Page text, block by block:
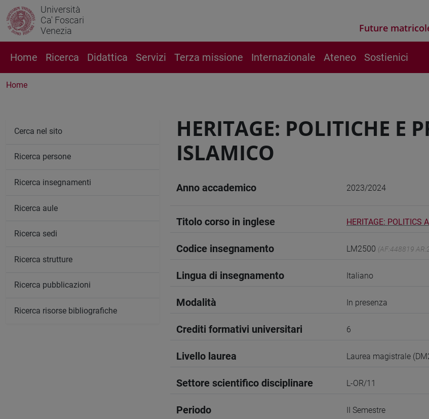
Università
Ca' Foscari
Venezia
Future
Home Ricerca Didattica Servizi Terza missione Internazionale Ateneo Sostienici
Home
HERITAGE: POLITICHE E
ISLAMICO
Anno accademico 2023/2024
Titolo corso in inglese HERITAGE: POLITICS
Codice insegnamento LM2500 (AF:448819
Lingua di insegnamento Italiano
Modalità In presenza
Crediti formativi universitari 6
Livello laurea Laurea magistrale
Settore scientifico disciplinare L-OR/11
Periodo II Semestre
Cerca nel sito
Ricerca persone
Ricerca insegnamenti
Ricerca aule
Ricerca sedi
Ricerca strutture
Ricerca pubblicazioni
Ricerca risorse bibliografiche